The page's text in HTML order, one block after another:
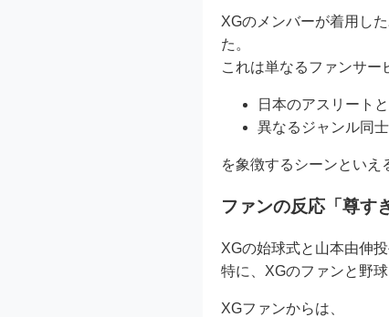
XGのメンバーが着用し
た。
これは単なるファンサー
日本のアスリート
異なるジャンル同
を象徴するシーンといえ
ファンの反応「尊す
XGの始球式と山本由伸
特に、XGのファンと野
XGファンからは、